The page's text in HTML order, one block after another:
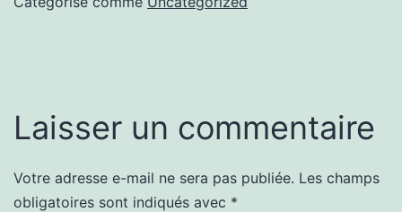
Laisser un commentaire
Votre adresse e-mail ne sera pas publiée. Les champs
obligatoires sont indiqués avec *